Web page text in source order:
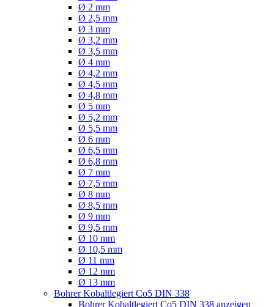
Ø 2 mm
Ø 2,5 mm
Ø 3 mm
Ø 3,2 mm
Ø 3,5 mm
Ø 4 mm
Ø 4,2 mm
Ø 4,5 mm
Ø 4,8 mm
Ø 5 mm
Ø 5,2 mm
Ø 5,5 mm
Ø 6 mm
Ø 6,5 mm
Ø 6,8 mm
Ø 7 mm
Ø 7,5 mm
Ø 8 mm
Ø 8,5 mm
Ø 9 mm
Ø 9,5 mm
Ø 10 mm
Ø 10,5 mm
Ø 11 mm
Ø 12 mm
Ø 13 mm
Bohrer Kobaltlegiert Co5 DIN 338
Bohrer Kobaltlegiert Co5 DIN 338 anzeigen